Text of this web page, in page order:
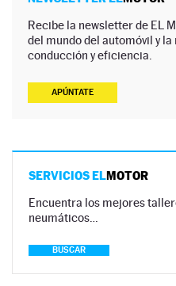
Recibe la newsletter de EL
del mundo del automóvil y
conducción y eficiencia.
APÚNTATE
SERVICIOS ELMOTOR
Encuentra los mejores
neumáticos…
BUSCAR